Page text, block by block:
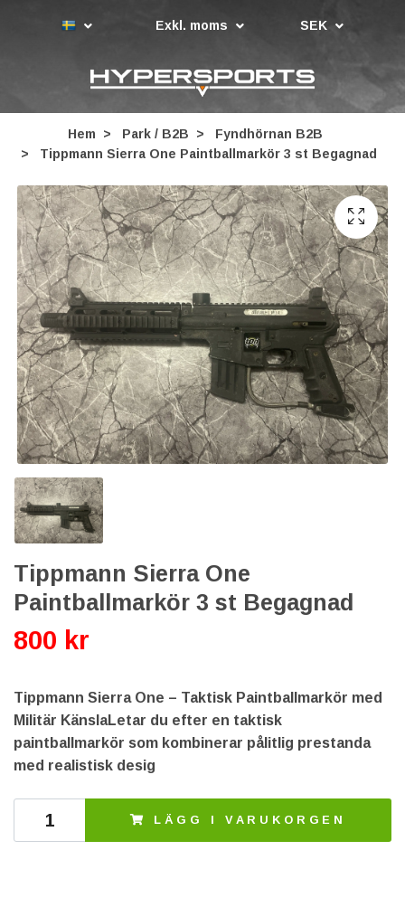
Exkl. moms SEK
Hem Park / B2B
Fyndhörnan B2B
Tippmann Sierra One Paintballmarkör 3 st Begagnad
Tippmann Sierra One
Paintballmarkör 3 st Begagnad
800 kr
Tippmann Sierra One – Taktisk Paintballmarkör med
Militär KänslaLetar du efter en taktisk
paintballmarkör som kombinerar pålitlig prestanda
med realistisk desig
LÄGG I VARUKORGEN